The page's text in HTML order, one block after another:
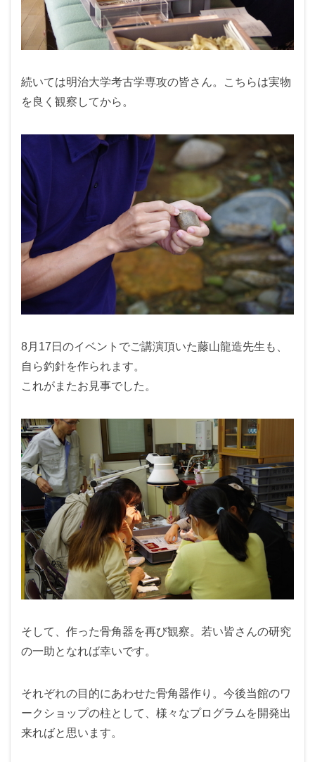
続いては明治大学考古学専攻の皆さん。こちらは実物
を良く観察してから。
8月17日のイベントでご講演頂いた藤山龍造先生も、
自ら釣針を作られます。
これがまたお見事でした。
そして、作った骨角器を再び観察。若い皆さんの研究
の一助となれば幸いです。
それぞれの目的にあわせた骨角器作り。今後当館のワ
ークショップの柱として、様々なプログラムを開発出
来ればと思います。